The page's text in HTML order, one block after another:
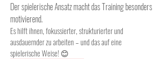
Der spielerische Ansatz macht das Training besonders
motivierend.
Es hilft ihnen, fokussierter, strukturierter und
ausdauernder zu arbeiten – und das auf eine
spielerische Weise! 😊